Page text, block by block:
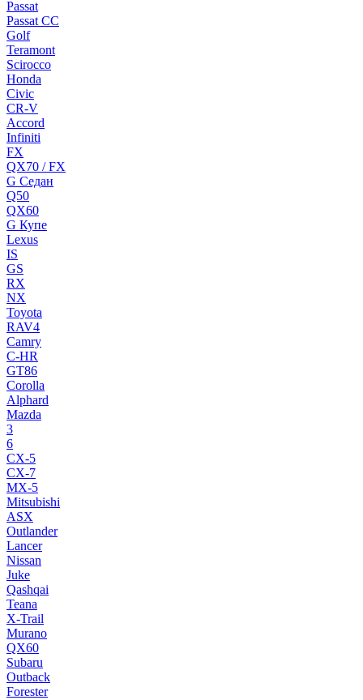
Passat
Passat CC
Golf
Teramont
Scirocco
Honda
Civic
CR-V
Accord
Infiniti
FX
QX70 / FX
G Cедан
Q50
QX60
G Купе
Lexus
IS
GS
RX
NX
Toyota
RAV4
Camry
C-HR
GT86
Corolla
Alphard
Mazda
3
6
CX-5
CX-7
MX-5
Mitsubishi
ASX
Outlander
Lancer
Nissan
Juke
Qashqai
Teana
X-Trail
Murano
QX60
Subaru
Outback
Forester